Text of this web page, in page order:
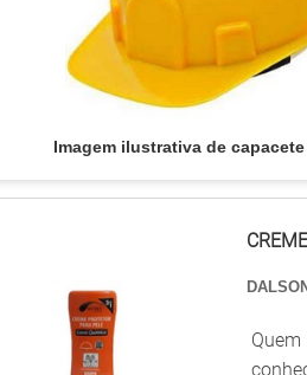
Imagem ilustrativa de capacete